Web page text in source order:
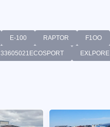
E-100 RAPTOR F1OO
33605021ECOSPORT EXLPORE